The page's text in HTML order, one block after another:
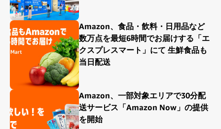
Amazon、食品・飲料・日用品など
数万点を最短6時間でお届けする「エ
クスプレスマート」にて 生鮮食品も
当日配送
Amazon、一部対象エリアで30分配
送サービス「Amazon Now」の提供
を開始